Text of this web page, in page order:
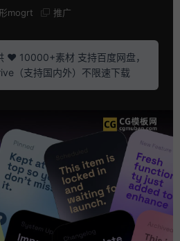
mogrt 推广
❤️ 10000+素材 支持百度网盘，
（支持国内外）不限速下载